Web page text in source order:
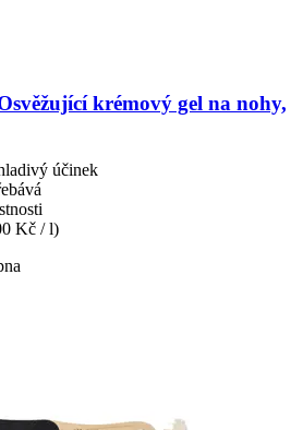
krémový gel na nohy,
účinek
Kč / l)